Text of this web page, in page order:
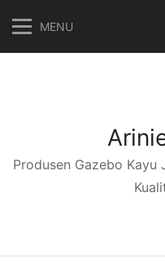
ke
konten
MENU
Produsen Gazebo Kayu